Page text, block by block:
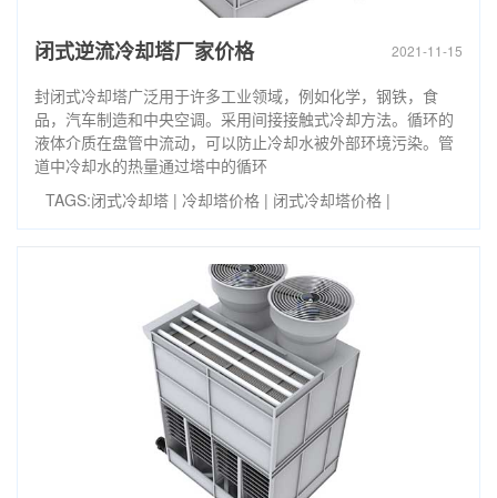
闭式逆流冷却塔厂家价格 2021-11-15
封闭式冷却塔广泛用于许多工业领域，例如化学，钢铁，食
品，汽车制造和中央空调。采用间接接触式冷却方法。循环的
液体介质在盘管中流动，可以防止冷却水被外部环境污染。管
道中冷却水的热量通过塔中的循环
TAGS:闭式冷却塔 | 冷却塔价格 | 闭式冷却塔价格 |